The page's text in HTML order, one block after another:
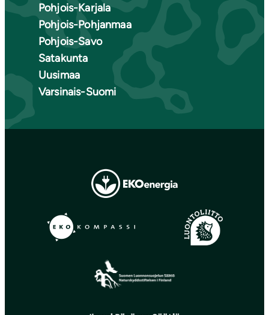
Pohjois-Karjala
Pohjois-Pohjanmaa
Pohjois-Savo
Satakunta
Uusimaa
Varsinais-Suomi